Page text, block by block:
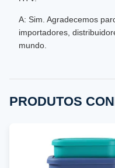
A: Sim. Agradecemos
importadores,
mundo.
PRODUTOS